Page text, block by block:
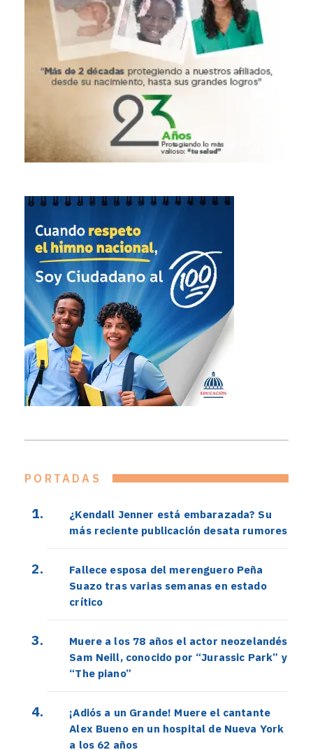
PORTADAS
¿Kendall Jenner está embarazada? Su
más reciente publicación desata rumores
Fallece esposa del merenguero Peña
Suazo tras varias semanas en estado
crítico
Muere a los 78 años el actor neozelandés
Sam Neill, conocido por “Jurassic Park” y
“The piano”
¡Adiós a un Grande! Muere el cantante
Alex Bueno en un hospital de Nueva York
a los 62 años